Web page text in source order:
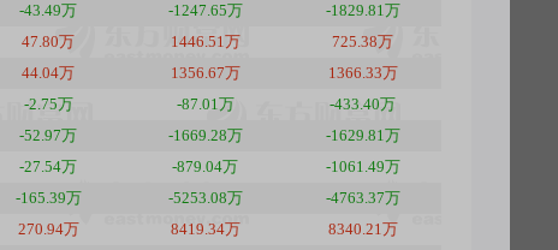
-43.49万 -1247.65万
-1829.81万
47.80万 1446.51万
725.38万
44.04万 1356.67万
1366.33万
-2.75万 -87.01万
-433.40万
-52.97万 -1669.28万
-1629.81万
-27.54万 -879.04万
-1061.49万
-165.39万 -5253.08万
-4763.37万
270.94万 8419.34万
8340.21万